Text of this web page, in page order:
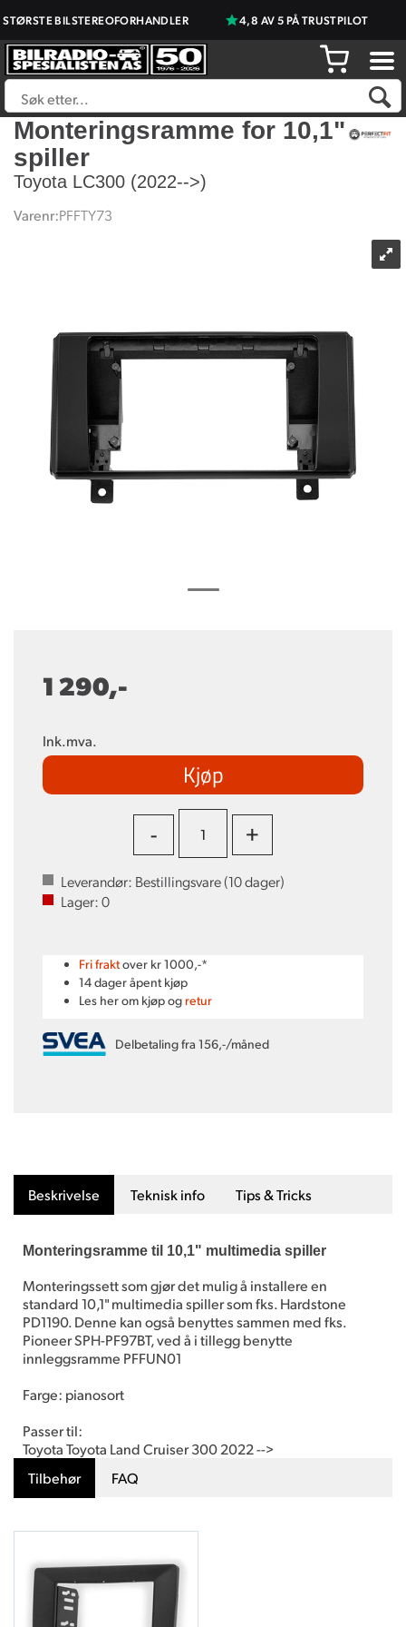
BILSTEREOFORHANDLER 4,8 AV 5 PÅ TRUSTPILOT
Monteringsramme for 10,1"
spiller
Toyota LC300 (2022-->)
Varenr:PFFTY73
1 290,-
Ink.mva.
Kjøp
- +
Leverandør: Bestillingsvare (10dager)
Lager:0
Fri fraktover kr 1000,-*
14 dager åpent kjøp
Les her om kjøp og retur
Delbetaling fra 156,-/måned
Beskrivelse Teknisk info Tips & Tricks
Monteringsramme til 10,1" multimedia spiller
Monteringssett som gjør det mulig å installere en
standard 10,1" multimedia spiller som fks. Hardstone
PD1190. Denne kan også benyttes sammen med fks.
Pioneer SPH-PF97BT, ved å i tillegg benytte
innleggsramme PFFUN01
Farge: pianosort
Passer til:
Toyota Toyota Land Cruiser 300 2022 -->
Tilbehør
FAQ